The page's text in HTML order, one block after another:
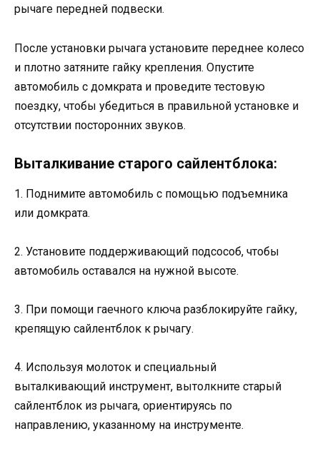
рычаге передней подвески.
После установки рычага установите переднее колесо
и плотно затяните гайку крепления. Опустите
автомобиль с домкрата и проведите тестовую
поездку, чтобы убедиться в правильной установке и
отсутствии посторонних звуков.
Выталкивание старого сайлентблока:
1. Поднимите автомобиль с помощью подъемника
или домкрата.
2. Установите поддерживающий подсособ, чтобы
автомобиль оставался на нужной высоте.
3. При помощи гаечного ключа разблокируйте гайку,
крепящую сайлентблок к рычагу.
4. Используя молоток и специальный
выталкивающий инструмент, вытолкните старый
сайлентблок из рычага, ориентируясь по
направлению, указанному на инструменте.